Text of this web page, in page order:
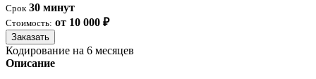
Срок 30 минут
Стоимость: от 10 000 ₽
Заказать
Кодирование на 6 месяцев
Описание